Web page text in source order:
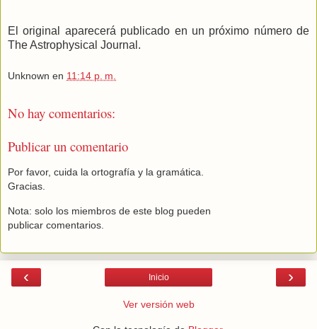
El original aparecerá publicado en un próximo número de
The Astrophysical Journal.
Unknown en 11:14 p. m.
No hay comentarios:
Publicar un comentario
Por favor, cuida la ortografía y la gramática.
Gracias.
Nota: solo los miembros de este blog pueden
publicar comentarios.
‹ ›
Inicio
Ver versión web